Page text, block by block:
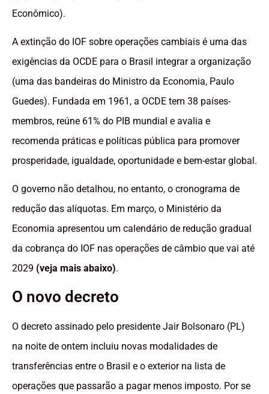
Econômico).
A extinção do IOF sobre operações cambiais é uma das
exigências da OCDE para o Brasil integrar a organização
(uma das bandeiras do Ministro da Economia, Paulo
Guedes). Fundada em 1961, a OCDE tem 38 países-
membros, reúne 61% do PIB mundial e avalia e
recomenda práticas e políticas pública para promover
prosperidade, igualdade, oportunidade e bem-estar global.
O governo não detalhou, no entanto, o cronograma de
redução das alíquotas. Em março, o Ministério da
Economia apresentou um calendário de redução gradual
da cobrança do IOF nas operações de câmbio que vai até
2029 (veja mais abaixo).
O novo decreto
O decreto assinado pelo presidente Jair Bolsonaro (PL)
na noite de ontem incluiu novas modalidades de
transferências entre o Brasil e o exterior na lista de
operações que passarão a pagar menos imposto. Por se